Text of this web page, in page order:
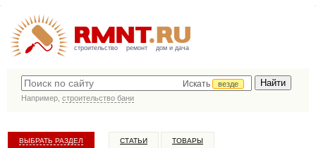
строительство ремонт дом и дача
Искать
везде
Например, строительство бани
ВЫБРАТЬ РАЗДЕЛ СТАТЬИ ТОВАРЫ